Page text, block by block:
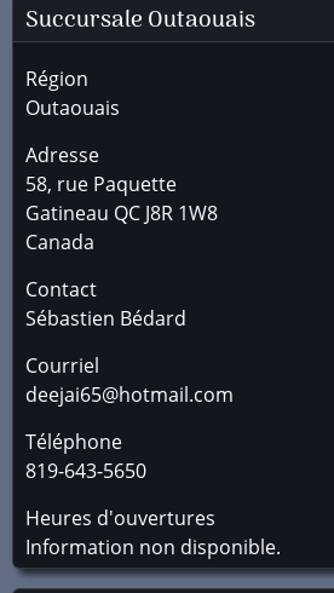
SuccursaleOutaouais
Région
Outaouais
Adresse
58, rue Paquette
Gatineau QC J8R 1W8
Canada
Contact
Sébastien Bédard
Courriel
deejai65@hotmail.com
Téléphone
819-643-5650
Heures d'ouvertures
Information non disponible.